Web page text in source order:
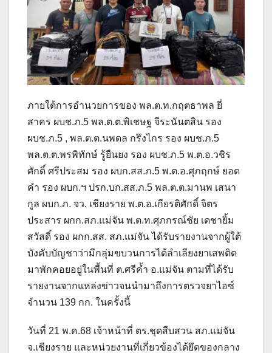
ภายใต้การอำนวยการของ พล.ต.ท.กฤตธาพล ยี่
สาคร ผบช.ภ.5 พล.ต.ต.พิเชษฐ จีระนันตสิน รอง
ผบช.ภ.5 , พล.ต.ต.นพดล กรึงไกร รอง ผบช.ภ.5
พล.ต.ต.พรพิทักษ์ รู้ยืนยง รอง ผบช.ภ.5 พ.ต.อ.วชิร
ศักดิ์ ศรีประสม รอง ผบก.สส.ภ.5 พ.ต.อ.ศุภฤกษ์ ยอด
คำ รอง ผบก.ฯ ปรก.บก.สส.ภ.5 พล.ต.ต.มานพ เสนา
กูล ผบก.ภ. จว. เชียงราย พ.ต.อ.เกียรติศักดิ์ จิตร
ประสาร ผกก.สภ.แม่จัน พ.ต.ท.ศุภกรณ์ชัย เดชายิ้ม
สวัสดิ์ รอง ผกก.สส. สภ.แม่จัน ได้รับรายงานจากผู้ใต้
บังคับบัญชาว่ามีกลุ่มขบวนการได้ลำเลียงยาเสพติด
มาพักคอยอยู่ในพื้นที่ ต.ศรีค้ำ อ.แม่จัน ตามที่ได้รับ
รายงานจากแหล่งข่าวจนนำมาถึงการตรวจยาไอซ์
จำนวน 139 กก. ในครั้งนี้
วันที่ 21 พ.ค.68 เจ้าหน้าที่ ตร.ชุดสืบสวน สภ.แม่จัน
จ.เชียงราย และหน่วยงานที่เกี่ยวข้องได้ยึดของกลาง